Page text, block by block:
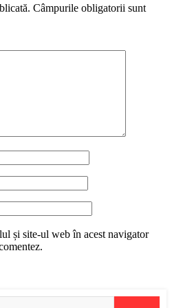
Câmpurile obligatorii sunt
și site-ul web în acest navigator